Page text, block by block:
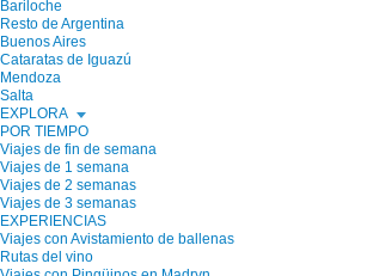
Bariloche
Resto de Argentina
Buenos Aires
Cataratas de Iguazú
Mendoza
Salta
EXPLORA
POR TIEMPO
Viajes de fin de semana
Viajes de 1 semana
Viajes de 2 semanas
Viajes de 3 semanas
EXPERIENCIAS
Viajes con Avistamiento de ballenas
Rutas del vino